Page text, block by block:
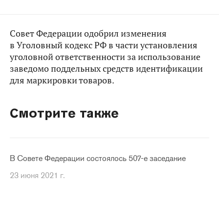
Совет Федерации одобрил изменения
в Уголовный кодекс РФ в части установления
уголовной ответственности за использование
заведомо поддельных средств идентификации
для маркировки товаров.
Смотрите также
В Совете Федерации состоялось 507-е заседание
23 июня 2021 г.